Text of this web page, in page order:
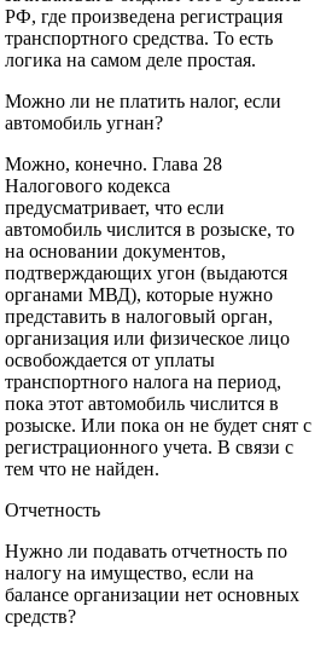
РФ, где произведена регистрация
транспортного средства. То есть
логика на самом деле простая.
Можно ли не платить налог, если
автомобиль угнан?
Можно, конечно. Глава 28
Налогового кодекса
предусматривает, что если
автомобиль числится в розыске, то
на основании документов,
подтверждающих угон (выдаются
органами МВД), которые нужно
представить в налоговый орган,
организация или физическое лицо
освобождается от уплаты
транспортного налога на период,
пока этот автомобиль числится в
розыске. Или пока он не будет снят с
регистрационного учета. В связи с
тем что не найден.
Отчетность
Нужно ли подавать отчетность по
налогу на имущество, если на
балансе организации нет основных
средств?